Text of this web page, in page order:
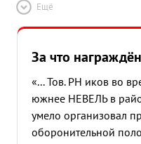
Ещё
За что награждён
«... Тов. РН иков во
южнее НЕВЕЛЬ в
умело организовал
оборонительной